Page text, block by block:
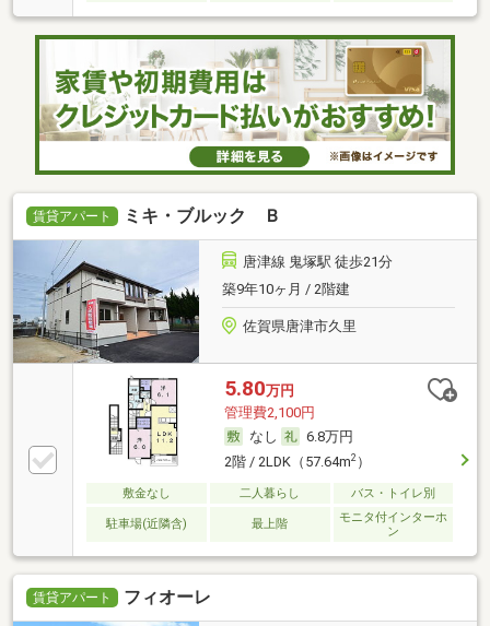
賃貸アパート ミキ・ブルック Ｂ
唐津線 鬼塚駅 徒歩21分
築9年10ヶ月 / 2階建
佐賀県唐津市久里
5.80万円
管理費2,100円
なし
6.8万円
2階 / 2LDK（57.64m2）
敷金なし 二人暮らし バス・トイレ別
駐車場(近隣含) 最上階
モニタ付インターホ
ン
賃貸アパート フィオーレ